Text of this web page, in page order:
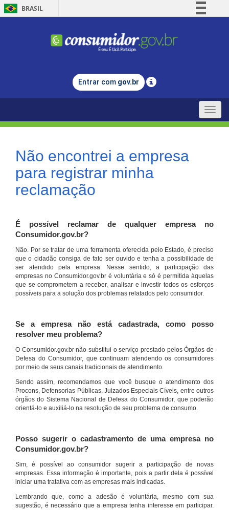
BRASIL
Comunica BR
Legislação
Entrar com gov.br
Toggle
Não encontrei a empresa
para registrar minha
reclamação
É possível reclamar de qualquer empresa no
Consumidor.gov.br?
Não. Por se tratar de uma ferramenta oferecida pelo Estado, é preciso
que o cidadão consiga de fato ser ouvido e tenha a possibilidade de
ser atendido pela empresa. Nesse sentido, a participação das
empresas no Consumidor.gov.br é voluntária e só é permitida àquelas
que se comprometem a receber, analisar e investir todos os esforços
possíveis para a solução dos problemas relatados pelo consumidor.
Se a empresa não está cadastrada, como posso
resolver meu problema?
O Consumidor.gov.br não substitui o serviço prestado pelos Órgãos de
Defesa do Consumidor, que continuam atendendo os consumidores
por meio de seus canais tradicionais de atendimento.
Sendo assim, recomendamos que você busque o atendimento dos
Procons, Defensorias Públicas, Juizados Especiais Cíveis, entre outros
órgãos do Sistema Nacional de Defesa do Consumidor, que poderão
orientá-lo e auxiliá-lo na resolução de seu problema de consumo.
Posso sugerir o cadastramento de uma empresa no
Consumidor.gov.br?
Sim, é possível ao consumidor sugerir a participação de novas
empresas. Essa informação é importante, pois a partir dela é possível
iniciar uma tratativa com as empresas mais indicadas.
Lembrando que, como a adesão é voluntária, mesmo com sua
sugestão, é necessário que a empresa tenha interesse em participar.